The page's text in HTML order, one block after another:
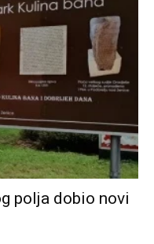
polja dobio novi